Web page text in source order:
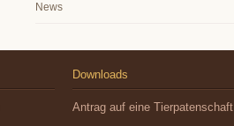
News
Downloads
Antrag auf eine Tierpatenschaft